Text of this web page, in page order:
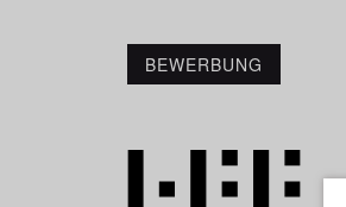
BEWERBUNG